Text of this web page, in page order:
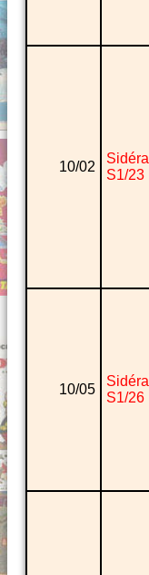
10/02
Sidéral
S1/23
10/05
Sidéral
S1/26